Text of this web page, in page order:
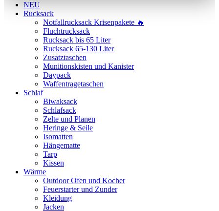
NEU
Rucksack
Notfallrucksack Krisenpakete 🔥
Fluchtrucksack
Rucksack bis 65 Liter
Rucksack 65-130 Liter
Zusatztaschen
Munitionskisten und Kanister
Daypack
Waffentragetaschen
Schlaf
Biwaksack
Schlafsack
Zelte und Planen
Heringe & Seile
Isomatten
Hängematte
Tarp
Kissen
Wärme
Outdoor Ofen und Kocher
Feuerstarter und Zunder
Kleidung
Jacken